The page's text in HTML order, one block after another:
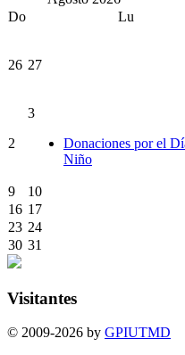
Do
Lu
26 27
2
3
Donaciones por el
Niño
9 10
16 17
23 24
30 31
Visitantes
© 2009-2026 by GPIUTMD